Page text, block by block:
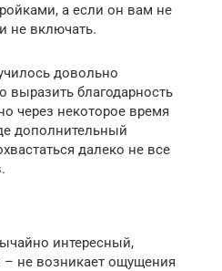
а если он вам не
не включать.
довольно
выразить благодарность
через некоторое время
дополнительный
далеко не все
интересный,
не возникает ощущения